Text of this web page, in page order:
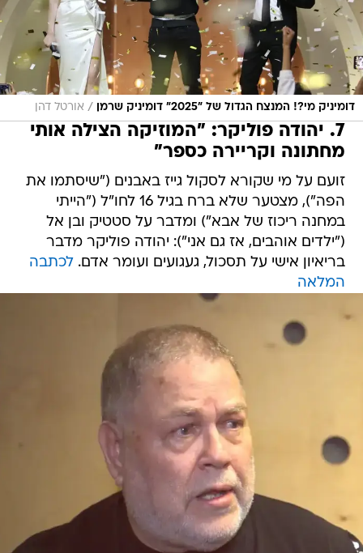
דומיניק מי?! המנצח הגדול של "2025" דומיניק שרמן / אורטל דהן
7. יהודה פוליקר: "המוזיקה הצילה אותי
מחתונה וקריירה כספר"
זועם על מי שקורא לסקול גייז באבנים ("שיסתמו את
הפה"), מצטער שלא ברח בגיל 16 לחו"ל ("הייתי
במחנה ריכוז של אבא") ומדבר על סטטיק ובן אל
("ילדים אוהבים, אז גם אני"): יהודה פוליקר מדבר
בריאיון אישי על תסכול, געגועים ועומר אדם.לכתבה
המלאה